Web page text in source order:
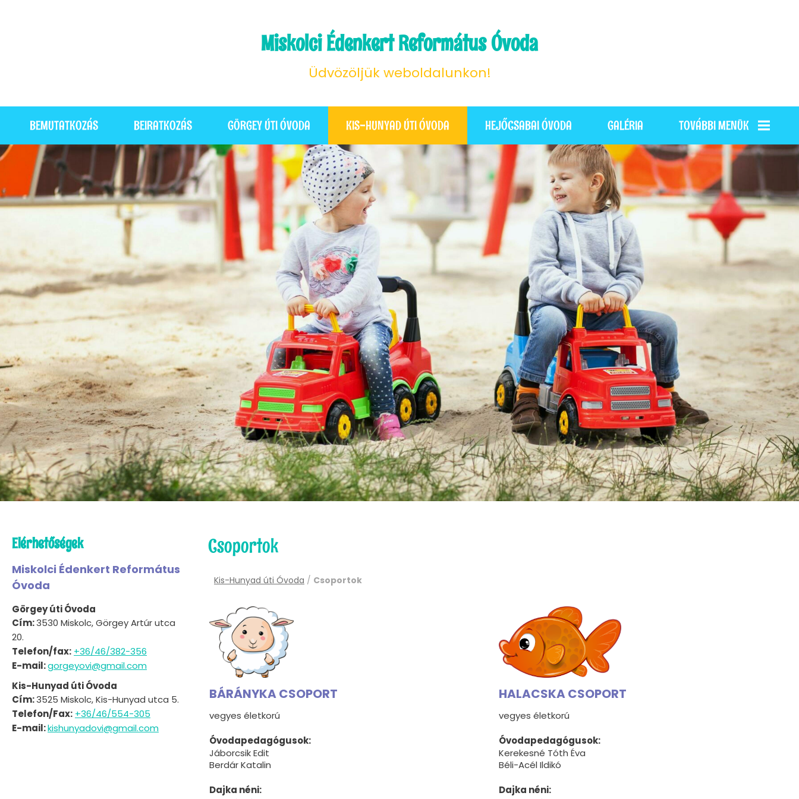
Miskolci Édenkert Református Óvoda
Üdvözöljük weboldalunkon!
BEMUTATKOZÁS BEIRATKOZÁS GÖRGEY ÚTI ÓVODA KIS-HUNYAD ÚTI ÓVODA HEJŐCSABAI ÓVODA GALÉRIA TOVÁBBI MENÜK
HÍREK
KÖZZÉTÉTELI LISTA
PÁLYÁZATOK
ELÉRHETŐSÉGEK
Elérhetőségek
Miskolci Édenkert Református
Óvoda
Görgey úti Óvoda
Cím:3530 Miskolc, Görgey Artúr utca
20.
Telefon/fax: +36/46/382-356
E-mail:gorgeyovi@gmail.com
Kis-Hunyad úti Óvoda
Cím:3525 Miskolc, Kis-Hunyad utca 5.
Telefon/Fax: +36/46/554-305
E-mail:kishunyadovi@gmail.com
Csoportok
Kis-Hunyad úti Óvoda / Csoportok
BÁRÁNYKA CSOPORT
vegyes életkorú
Óvodapedagógusok:
Jáborcsik Edit
Berdár Katalin
Dajka néni:
HALACSKA CSOPORT
vegyes életkorú
Óvodapedagógusok:
Kerekesné Tóth Éva
Béli-Acél Ildikó
Dajka néni: